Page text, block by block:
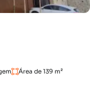
Área de 139 m²